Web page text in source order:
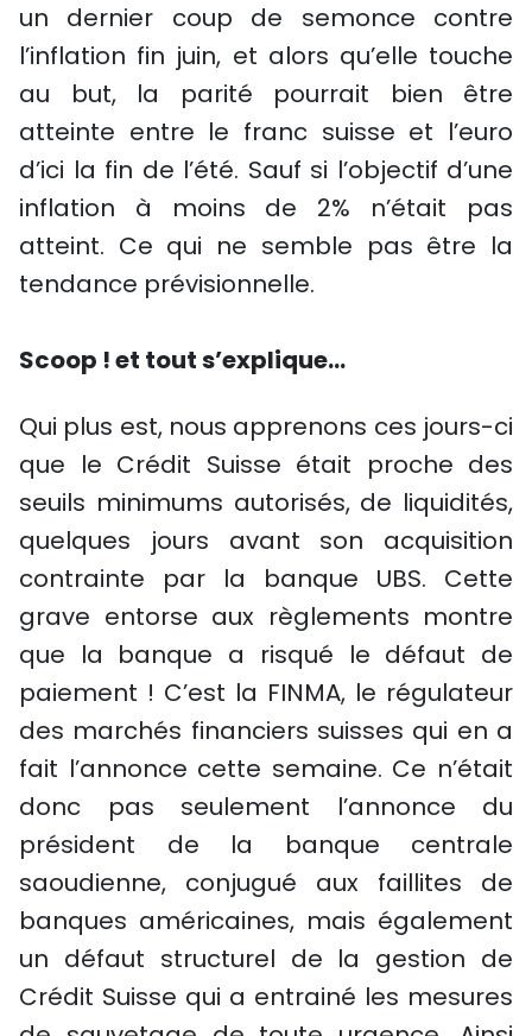
un dernier coup de semonce contre
l’inflation fin juin, et alors qu’elle touche
au but, la parité pourrait bien être
atteinte entre le franc suisse et l’euro
d’ici la fin de l’été. Sauf si l’objectif d’une
inflation à moins de 2% n’était pas
atteint. Ce qui ne semble pas être la
tendance prévisionnelle.
Scoop ! et tout s’explique…
Qui plus est, nous apprenons ces jours-ci
que le Crédit Suisse était proche des
seuils minimums autorisés, de liquidités,
quelques jours avant son acquisition
contrainte par la banque UBS. Cette
grave entorse aux règlements montre
que la banque a risqué le défaut de
paiement ! C’est la FINMA, le régulateur
des marchés financiers suisses qui en a
fait l’annonce cette semaine. Ce n’était
donc pas seulement l’annonce du
président de la banque centrale
saoudienne, conjugué aux faillites de
banques américaines, mais également
un défaut structurel de la gestion de
Crédit Suisse qui a entrainé les mesures